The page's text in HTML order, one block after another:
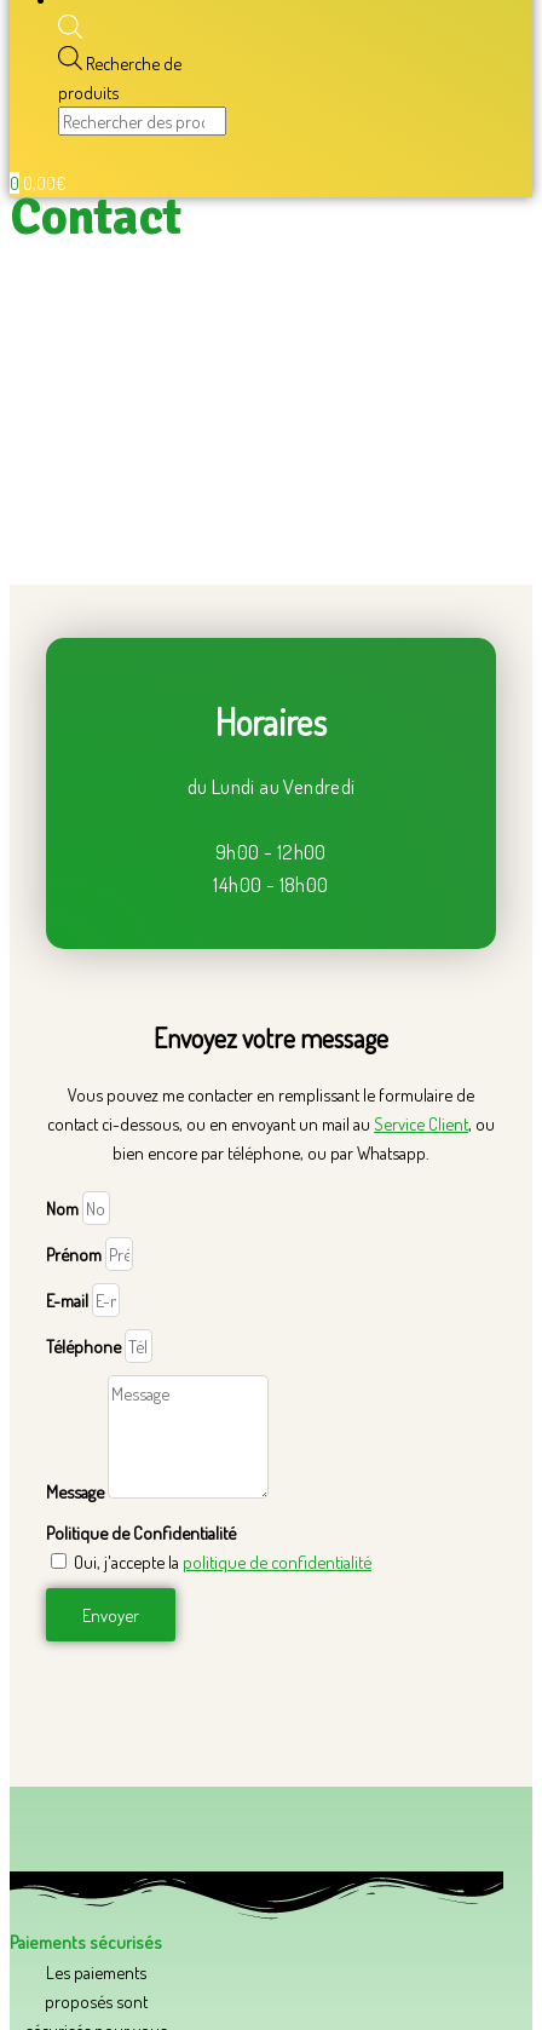
Recherche de
produits
0 0,00€
Contact
Horaires
du Lundi au Vendredi
9h00 - 12h00
14h00 - 18h00
Envoyez votre message
Vous pouvez me contacter en remplissant le formulaire de
contact ci-dessous, ou en envoyant un mail au Service Client , ou
bien encore par téléphone, ou par Whatsapp.
Nom
Prénom
E-mail
Téléphone
Message
Politique de Confidentialité
Oui, j'accepte la politique de confidentialité
Envoyer
Paiements sécurisés
Les paiements
proposés sont